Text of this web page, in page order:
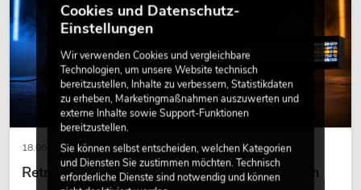
18.06.2026
Retro-Licht im modernen Lichtdesign: Warum
Cookies und Datenschutz-
Einstellungen
Wir verwenden Cookies und vergleichbare
Technologien, um unsere Website technisch
bereitzustellen, Inhalte zu verbessern, Statistikdaten
zu erheben, Marketingmaßnahmen auszuwerten und
externe Inhalte sowie Support-Funktionen
bereitzustellen.
Sie können selbst entscheiden, welchen Kategorien
und Diensten Sie zustimmen möchten. Technisch
erforderliche Dienste sind notwendig und können